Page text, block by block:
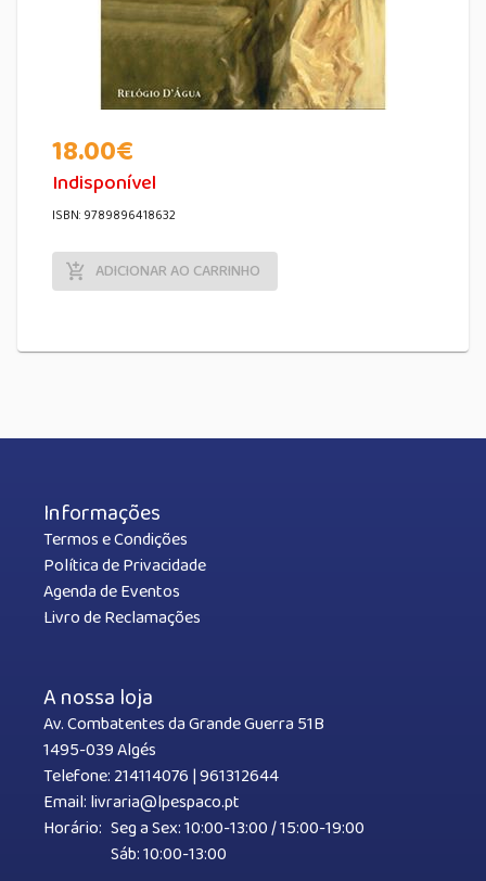
18.00€
Indisponível
ISBN: 9789896418632
ADICIONAR AO CARRINHO
Informações
Termos e Condições
Política de Privacidade
Agenda de Eventos
Livro de Reclamações
A nossa loja
Av. Combatentes da Grande Guerra 51B
1495-039 Algés
Telefone: 214114076 |961312644
Email: livraria@lpespaco.pt
Horário: Seg a Sex: 10:00-13:00 / 15:00-19:00
Sáb: 10:00-13:00